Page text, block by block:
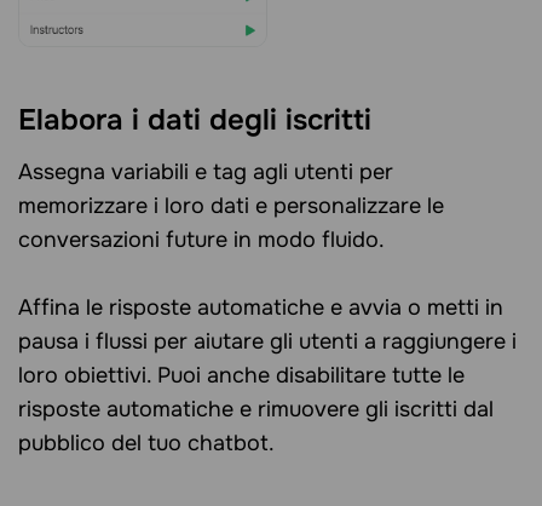
Elabora i dati degli iscritti
Assegna variabili e tag agli utenti per
memorizzare i loro dati e personalizzare le
conversazioni future in modo fluido.
Affina le risposte automatiche e avvia o metti in
pausa i flussi per aiutare gli utenti a raggiungere i
loro obiettivi. Puoi anche disabilitare tutte le
risposte automatiche e rimuovere gli iscritti dal
pubblico del tuo chatbot.